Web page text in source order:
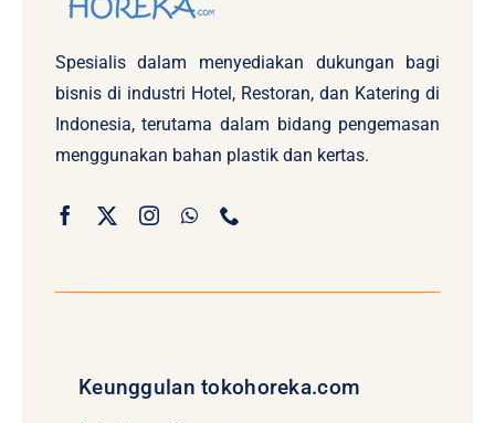
Spesialis dalam menyediakan dukungan bagi
bisnis di industri Hotel, Restoran, dan Katering di
Indonesia, terutama dalam bidang pengemasan
menggunakan bahan plastik dan kertas.
Keunggulan tokohoreka.com